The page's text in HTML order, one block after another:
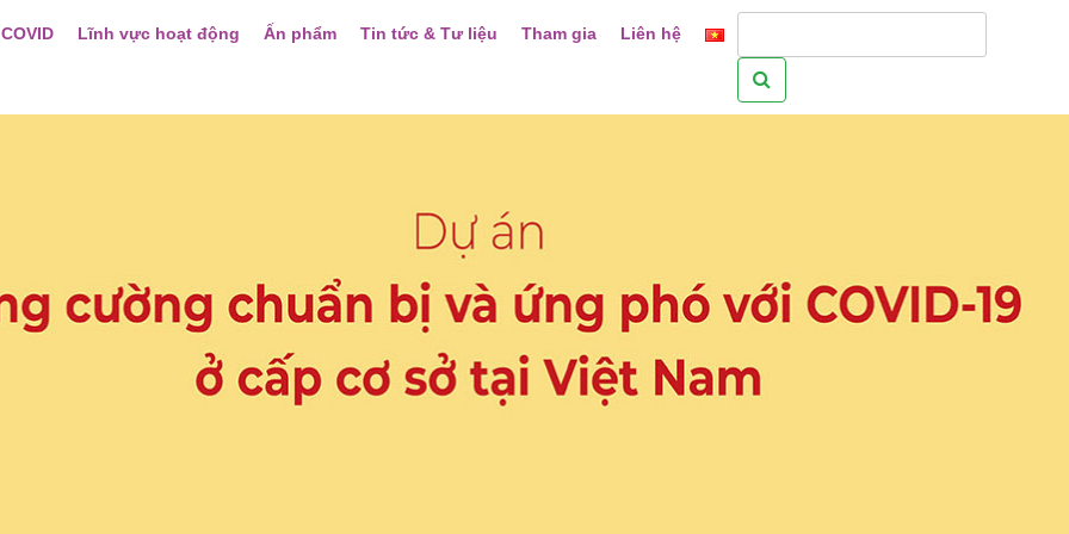
Lĩnh vực hoạt động Ấn phẩm Tin tức & Tư liệu Tham gia Liên hệ